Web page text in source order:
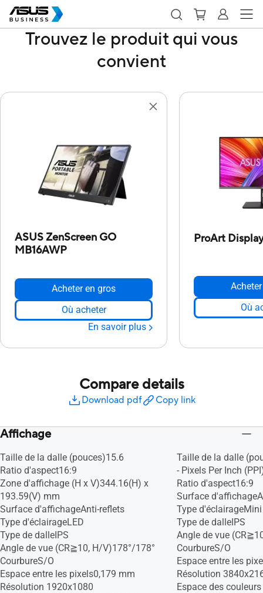
Trouvez le produit qui vous
convient
ASUS ZenScreen GO
MB16AWP
Acheter en gros
Où acheter
En savoir plus
ProArt
Où
Compare details
Download pdf Copy link
Affichage
Taille de la dalle (pouces)15.6
Ratio d'aspect16:9
Zone d'affichage (H x V)344.16(H) x
193.59(V) mm
Surface d'affichageAnti-reflets
Type d'éclairageLED
Type de dalleIPS
Angle de vue (CR≧10, H/V)178°/178°
CourbureS/O
Espace entre les pixels0,179 mm
Résolution 1920x1080
Taille de la dalle
- Pixels Per Inch
Ratio d'aspect16:9
Surface
Type d'éclairageMini
Type de dalleIPS
Angle de vue
CourbureS/O
Espace entre les
Résolution
Espace des